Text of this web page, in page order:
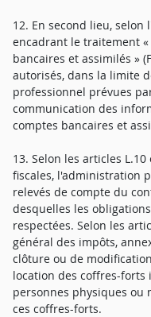
12. En second lieu,
encadrant le traitement
bancaires et assimilés »
autorisés, dans la limite
professionnel prévues
communication des
comptes bancaires et
13. Selon les articles
fiscales, l'administration
relevés de compte du
desquelles les
respectées. Selon les
général des impôts,
clôture ou de
location des coffres-forts
personnes physiques ou
ces coffres-forts.